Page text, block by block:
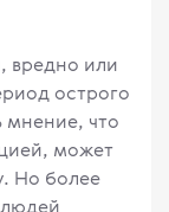
вредно или
острого
мнение, что
может
Но более